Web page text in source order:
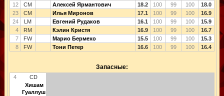
12
CM Алексей Ярмантович 18.2 100 99 100
18.0
23
CM Илья Миронов 17.1 100 99 100
16.9
24
LM Евгений Рудаков 16.1 100 99 100
15.9
4
RM Кэлин Кристя 16.9 100 99 100
16.7
7
FW Марио Бермехо 15.5 100 99 100
15.3
8
FW Тони Петер 16.6 100 99 100 16.4
Запасные:
4
CD
Хишам
Гуаллуш